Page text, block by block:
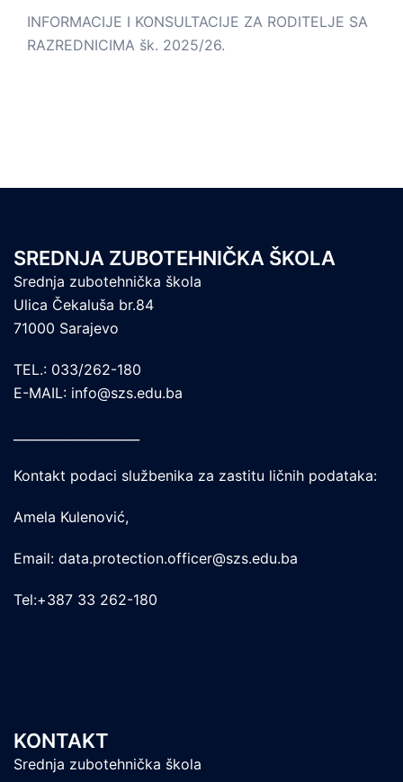
INFORMACIJE I KONSULTACIJE ZA RODITELJE SA
RAZREDNICIMA šk. 2025/26.
SREDNJA ZUBOTEHNIČKA ŠKOLA
Srednja zubotehnička škola
Ulica Čekaluša br.84
71000 Sarajevo
TEL.: 033/262-180
E-MAIL: info@szs.edu.ba
Kontakt podaci službenika za zastitu ličnih podataka:
Amela Kulenović,
Email: data.protection.officer@szs.edu.ba
Tel:+387 33 262-180
KONTAKT
Srednja zubotehnička škola